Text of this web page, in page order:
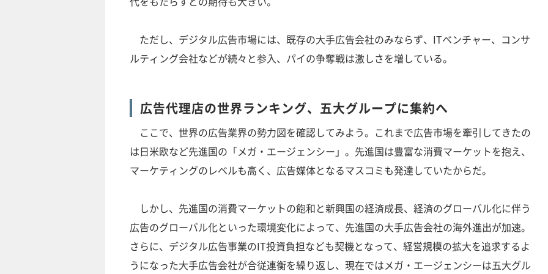
ただし、デジタル広告市場には、既存の大手広告会社のみならず、ITベンチャー、コンサ
ルティング会社などが続々と参入、パイの争奪戦は激しさを増している。
広告代理店の世界ランキング、五大グループに集約へ
ここで、世界の広告業界の勢力図を確認してみよう。これまで広告市場を牽引してきたの
は日米欧など先進国の「メガ・エージェンシー」。先進国は豊富な消費マーケットを抱え、
マーケティングのレベルも高く、広告媒体となるマスコミも発達していたからだ。
しかし、先進国の消費マーケットの飽和と新興国の経済成長、経済のグローバル化に伴う
広告のグローバル化といった環境変化によって、先進国の大手広告会社の海外進出が加速。
さらに、デジタル広告事業のIT投資負担なども契機となって、経営規模の拡大を追求するよ
うになった大手広告会社が合従連衡を繰り返し、現在ではメガ・エージェンシーは五大グル